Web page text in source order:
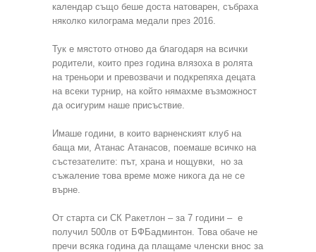
календар също беше доста натоварен, събраха
няколко килограма медали през 2016.
Тук е мястото отново да благодаря на всички
родители, които през година влязоха в ролята
на треньори и превозвачи и подкрепяха децата
на всеки турнир, на който нямахме възможност
да осигурим наше присъствие.
Имаше години, в които варненският клуб на
баща ми, Атанас Атанасов, поемаше всичко на
състезателите: път, храна и нощувки, но за
съжаление това време може никога да не се
върне.
От старта си СК Ракетлон – за 7 години – е
получил 500лв от БФБадминтон. Това обаче не
пречи всяка година да плащаме членски внос за